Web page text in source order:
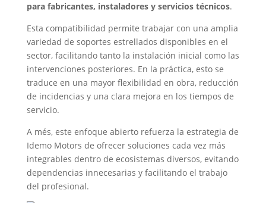
para fabricantes, instaladores y servicios técnicos.
Esta compatibilidad permite trabajar con una amplia
variedad de soportes estrellados disponibles en el
sector, facilitando tanto la instalación inicial como las
intervenciones posteriores. En la práctica, esto se
traduce en una mayor flexibilidad en obra, reducción
de incidencias y una clara mejora en los tiempos de
servicio.
A més, este enfoque abierto refuerza la estrategia de
Idemo Motors de ofrecer soluciones cada vez más
integrables dentro de ecosistemas diversos, evitando
dependencias innecesarias y facilitando el trabajo
del profesional.